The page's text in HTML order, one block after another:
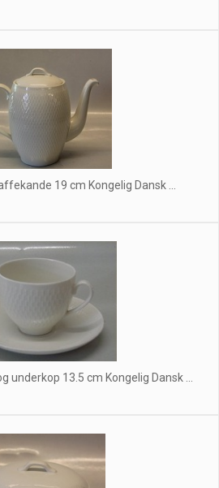
19 cm Kongelig Dansk ...
underkop 13.5 cm Kongelig Dansk ...